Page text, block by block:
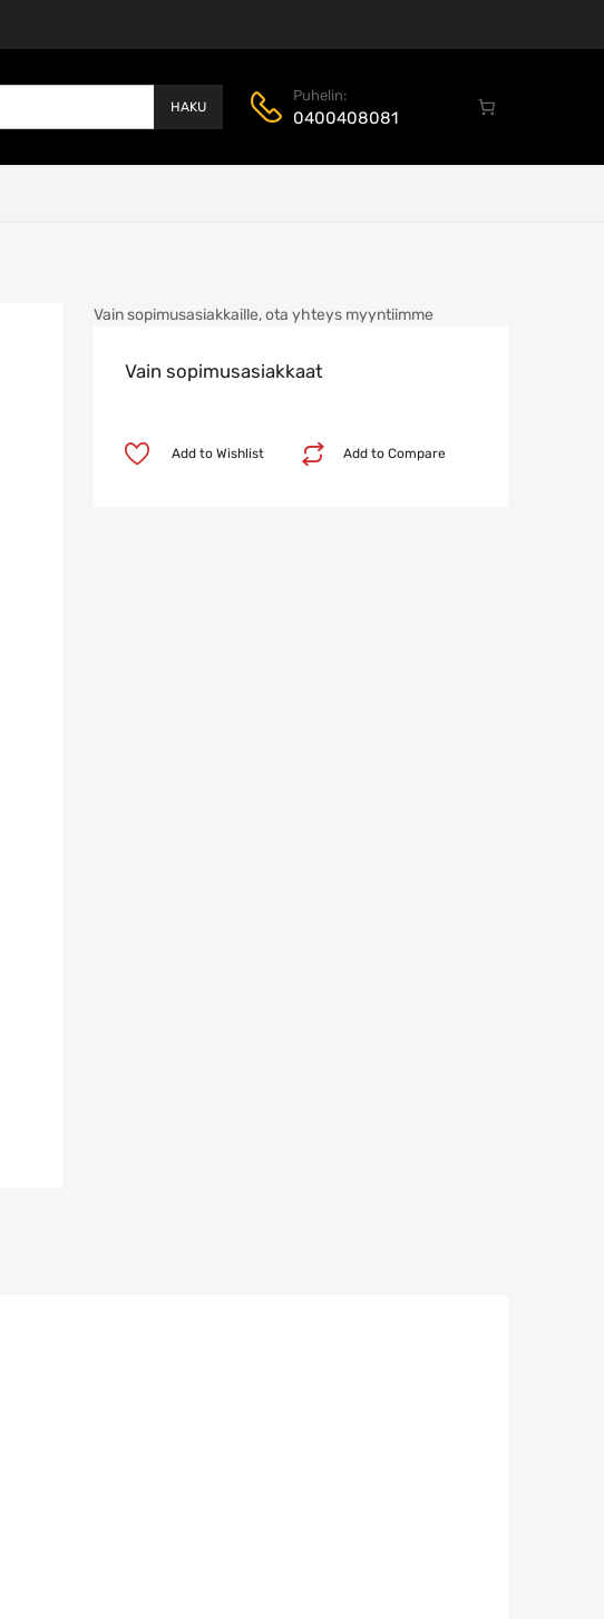
HAKU
Puhelin:
0400408081
Vain sopimusasiakkaille, ota yhteys myyntiimme
Vain sopimusasiakkaat
Add to Compare
Add to Wishlist